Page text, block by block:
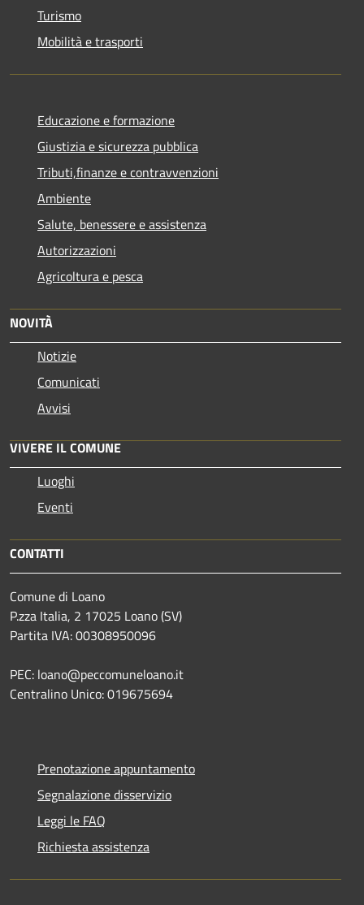
Turismo
Mobilità e trasporti
Educazione e formazione
Giustizia e sicurezza pubblica
Tributi,finanze e contravvenzioni
Ambiente
Salute, benessere e assistenza
Autorizzazioni
Agricoltura e pesca
NOVITÀ
Notizie
Comunicati
Avvisi
VIVERE IL COMUNE
Luoghi
Eventi
CONTATTI
Comune di Loano
P.zza Italia, 2 17025 Loano (SV)
Partita IVA: 00308950096
PEC: loano@peccomuneloano.it
Centralino Unico: 019675694
Prenotazione appuntamento
Segnalazione disservizio
Leggi le FAQ
Richiesta assistenza